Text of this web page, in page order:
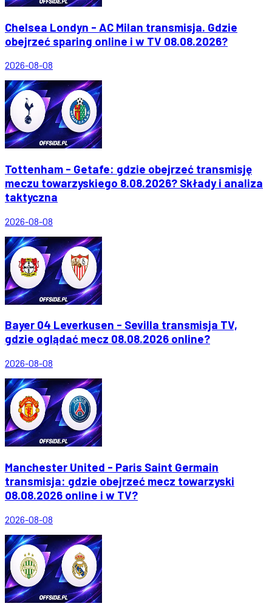
Chelsea Londyn - AC Milan transmisja. Gdzie
obejrzeć sparing online i w TV 08.08.2026?
2026-08-08
Tottenham - Getafe: gdzie obejrzeć transmisję
meczu towarzyskiego 8.08.2026? Składy i analiza
taktyczna
2026-08-08
Bayer 04 Leverkusen - Sevilla transmisja TV,
gdzie oglądać mecz 08.08.2026 online?
2026-08-08
Manchester United - Paris Saint Germain
transmisja: gdzie obejrzeć mecz towarzyski
08.08.2026 online i w TV?
2026-08-08